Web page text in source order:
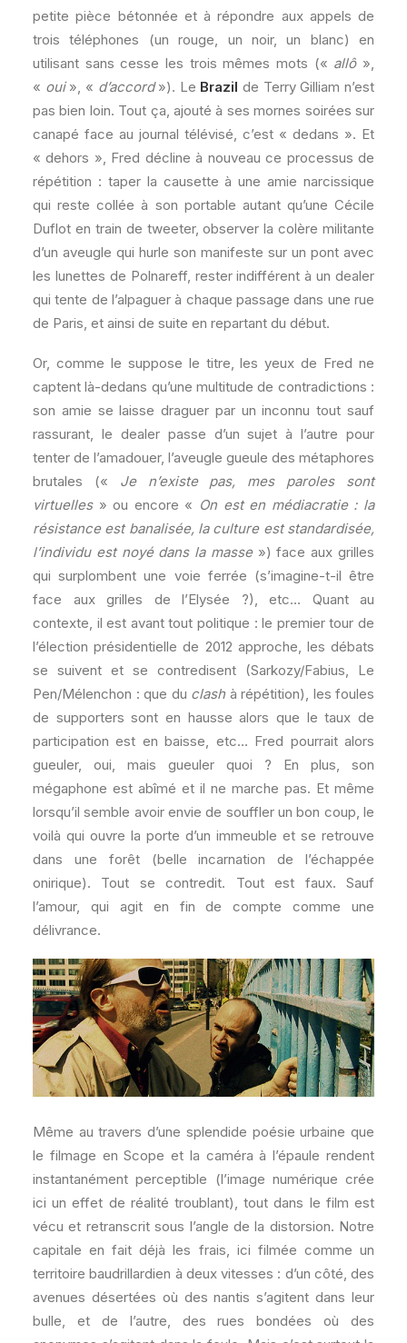
petite pièce bétonnée et à répondre aux appels de
trois téléphones (un rouge, un noir, un blanc) en
utilisant sans cesse les trois mêmes mots (« allô»,
« oui», « d’accord»). Le Brazil de Terry Gilliam n’est
pas bien loin. Tout ça, ajouté à ses mornes soirées sur
canapé face au journal télévisé, c’est « dedans ». Et
« dehors », Fred décline à nouveau ce processus de
répétition : taper la causette à une amie narcissique
qui reste collée à son portable autant qu’une Cécile
Duflot en train de tweeter, observer la colère militante
d’un aveugle qui hurle son manifeste sur un pont avec
les lunettes de Polnareff, rester indifférent à un dealer
qui tente de l’alpaguer à chaque passage dans une rue
de Paris, et ainsi de suite en repartant du début.
Or, comme le suppose le titre, les yeux de Fred ne
captent là-dedans qu’une multitude de contradictions :
son amie se laisse draguer par un inconnu tout sauf
rassurant, le dealer passe d’un sujet à l’autre pour
tenter de l’amadouer, l’aveugle gueule des métaphores
brutales (« Je n’existe pas, mes paroles sont
virtuelles» ou encore « On est en médiacratie : la
résistance est banalisée, la culture est standardisée,
l’individu est noyé dans la masse») face aux grilles
qui surplombent une voie ferrée (s’imagine-t-il être
face aux grilles de l’Elysée ?), etc… Quant au
contexte, il est avant tout politique : le premier tour de
l’élection présidentielle de 2012 approche, les débats
se suivent et se contredisent (Sarkozy/Fabius, Le
Pen/Mélenchon : que du clash à répétition), les foules
de supporters sont en hausse alors que le taux de
participation est en baisse, etc… Fred pourrait alors
gueuler, oui, mais gueuler quoi ? En plus, son
mégaphone est abîmé et il ne marche pas. Et même
lorsqu’il semble avoir envie de souffler un bon coup, le
voilà qui ouvre la porte d’un immeuble et se retrouve
dans une forêt (belle incarnation de l’échappée
onirique). Tout se contredit. Tout est faux. Sauf
l’amour, qui agit en fin de compte comme une
délivrance.
Même au travers d’une splendide poésie urbaine que
le filmage en Scope et la caméra à l’épaule rendent
instantanément perceptible (l’image numérique crée
ici un effet de réalité troublant), tout dans le film est
vécu et retranscrit sous l’angle de la distorsion. Notre
capitale en fait déjà les frais, ici filmée comme un
territoire baudrillardien à deux vitesses : d’un côté, des
avenues désertées où des nantis s’agitent dans leur
bulle, et de l’autre, des rues bondées où des